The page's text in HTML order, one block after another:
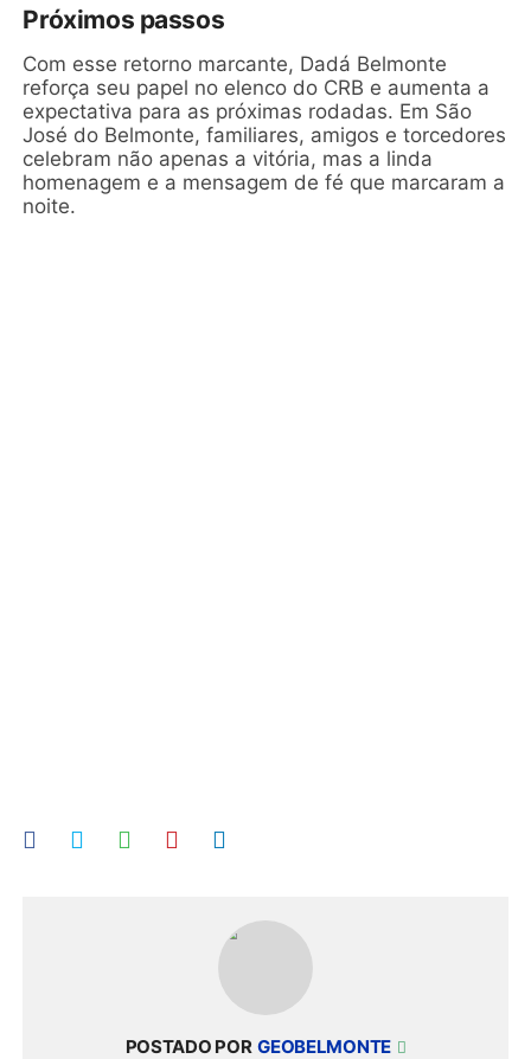
Próximos passos
Com esse retorno marcante, Dadá Belmonte
reforça seu papel no elenco do CRB e aumenta a
expectativa para as próximas rodadas. Em São
José do Belmonte, familiares, amigos e torcedores
celebram não apenas a vitória, mas a linda
homenagem e a mensagem de fé que marcaram a
noite.
POSTADO POR GEOBELMONTE